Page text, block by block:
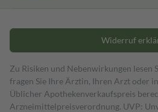
Widerruf
Zu Risiken und Nebenwirkungen lesen
fragen Sie Ihre Ärztin, Ihren Arzt oder
Üblicher Apothekenverkaufspreis
Arzneimittelpreisverordnung. UVP: